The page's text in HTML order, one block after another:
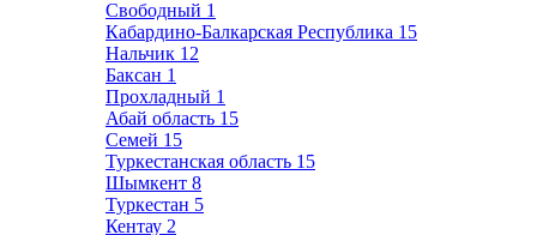
Свободный 1
Кабардино-Балкарская Республика 15
Нальчик 12
Баксан 1
Прохладный 1
Абай область 15
Семей 15
Туркестанская область 15
Шымкент 8
Туркестан 5
Кентау 2